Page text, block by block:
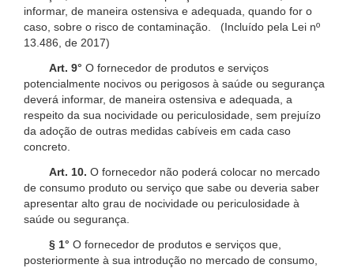
informar, de maneira ostensiva e adequada, quando for o
caso, sobre o risco de contaminação. (Incluído pela Lei nº
13.486, de 2017)
Art. 9° O fornecedor de produtos e serviços
potencialmente nocivos ou perigosos à saúde ou segurança
deverá informar, de maneira ostensiva e adequada, a
respeito da sua nocividade ou periculosidade, sem prejuízo
da adoção de outras medidas cabíveis em cada caso
concreto.
Art. 10. O fornecedor não poderá colocar no mercado
de consumo produto ou serviço que sabe ou deveria saber
apresentar alto grau de nocividade ou periculosidade à
saúde ou segurança.
§ 1° O fornecedor de produtos e serviços que,
posteriormente à sua introdução no mercado de consumo,